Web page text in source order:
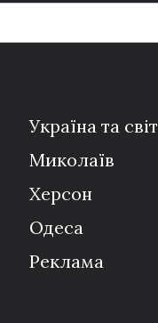
Україна та світ
Миколаїв
Херсон
Одеса
Реклама